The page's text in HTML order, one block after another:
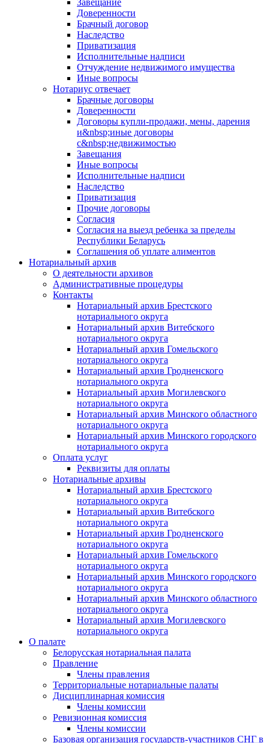
Завещание
Доверенности
Брачный договор
Наследство
Приватизация
Исполнительные надписи
Отчуждение недвижимого имущества
Иные вопросы
Нотариус отвечает
Брачные договоры
Доверенности
Договоры купли-продажи, мены, дарения
и&nbsp;иные договоры
с&nbsp;недвижимостью
Завещания
Иные вопросы
Исполнительные надписи
Наследство
Приватизация
Прочие договоры
Согласия
Согласия на выезд ребенка за пределы
Республики Беларусь
Соглашения об уплате алиментов
Нотариальный архив
О деятельности архивов
Административные процедуры
Контакты
Нотариальный архив Брестского
нотариального округа
Нотариальный архив Витебского
нотариального округа
Нотариальный архив Гомельского
нотариального округа
Нотариальный архив Гродненского
нотариального округа
Нотариальный архив Могилевского
нотариального округа
Нотариальный архив Минского областного
нотариального округа
Нотариальный архив Минского городского
нотариального округа
Оплата услуг
Реквизиты для оплаты
Нотариальные архивы
Нотариальный архив Брестского
нотариального округа
Нотариальный архив Витебского
нотариального округа
Нотариальный архив Гродненского
нотариального округа
Нотариальный архив Гомельского
нотариального округа
Нотариальный архив Минского городского
нотариального округа
Нотариальный архив Минского областного
нотариального округа
Нотариальный архив Могилевского
нотариального округа
О палате
Белорусская нотариальная палата
Правление
Члены правления
Территориальные нотариальные палаты
Дисциплинарная комиссия
Члены комиссии
Ревизионная комиссия
Члены комиссии
Базовая организация государств-участников СНГ в